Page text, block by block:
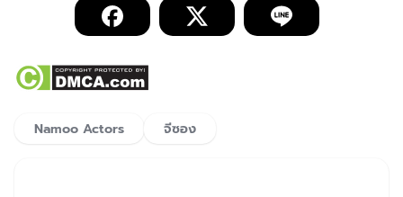
Namoo Actors จีซอง